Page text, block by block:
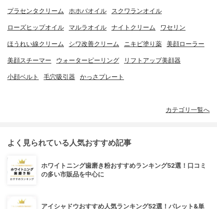
プラセンタクリーム ホホバオイル スクワランオイル
ローズヒップオイル マルラオイル ナイトクリーム ワセリン
ほうれい線クリーム シワ改善クリーム ニキビ塗り薬 美顔ローラー
美顔スチーマー ウォーターピーリング リフトアップ美顔器
小顔ベルト 毛穴吸引器 かっさプレート
カテゴリ一覧へ
よく見られている人気おすすめ記事
ホワイトニング歯磨き粉おすすめランキング52選！口コミ
の多い市販品を中心に
アイシャドウおすすめ人気ランキング52選！パレット&単